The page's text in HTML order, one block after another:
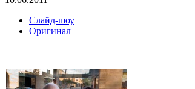
Слайд-шоу
Оригинал